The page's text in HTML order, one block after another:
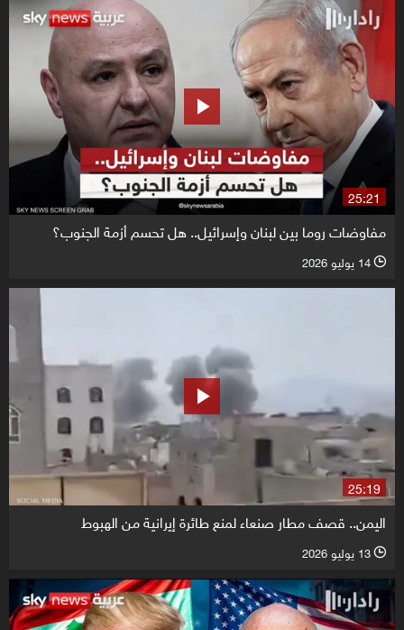
25:21
مفاوضات روما بين لبنان وإسرائيل.. هل تحسم أزمة الجنوب؟
l 14 يوليو 2026
25:19
اليمن.. قصف مطار صنعاء لمنع طائرة إيرانية من الهبوط
l 13 يوليو 2026